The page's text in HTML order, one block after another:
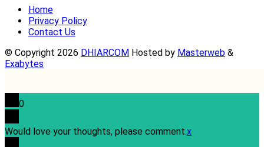
Home
Privacy Policy
Contact Us
© Copyright 2026 DHIARCOM Hosted by Masterweb &
Exabytes
0
Would love your thoughts, please comment.x